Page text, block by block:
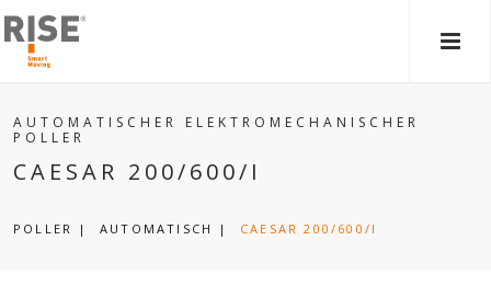
AUTOMATISCHER ELEKTROMECHANISCHER
POLLER
CAESAR 200/600/I
POLLER |AUTOMATISCH | CAESAR 200/600/I